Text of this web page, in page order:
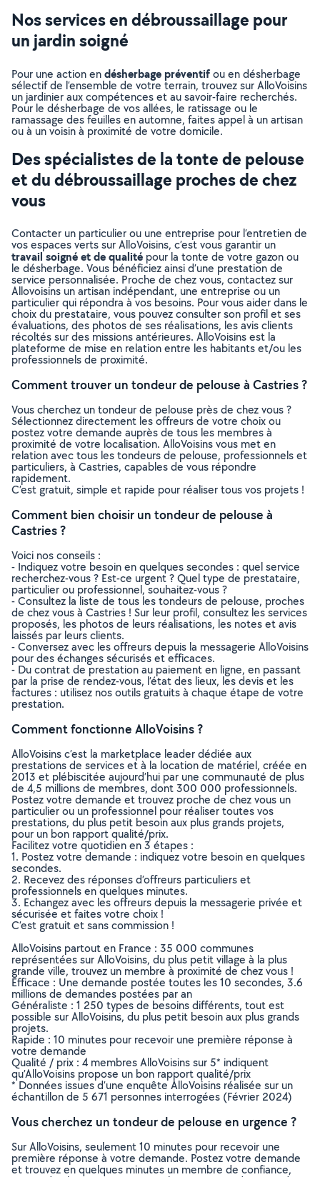
Nos services en débroussaillage pour
un jardin soigné
Pour une action endésherbage préventifou en désherbage
sélectif de l’ensemble de votre terrain, trouvez sur AlloVoisins
un jardinier aux compétences et au savoir-faire recherchés.
Pour le désherbage de vos allées, le ratissage ou le
ramassage des feuilles en automne, faites appel à un artisan
ou à un voisin à proximité de votre domicile.
Des spécialistes de la tonte de pelouse
et du débroussaillage proches de chez
vous
Contacter un particulier ou une entreprise pour l’entretien de
vos espaces verts sur AlloVoisins, c’est vous garantir un
travail soigné et de qualité pour la tonte de votre gazon ou
le désherbage. Vous bénéficiez ainsi d’une prestation de
service personnalisée. Proche de chez vous, contactez sur
Allovoisins un artisan indépendant, une entreprise ou un
particulier qui répondra à vos besoins. Pour vous aider dans le
choix du prestataire, vous pouvez consulter son profil et ses
évaluations, des photos de ses réalisations, les avis clients
récoltés sur des missions antérieures. AlloVoisins est la
plateforme de mise en relation entre les habitants et/ou les
professionnels de proximité.
Comment trouver un tondeur de pelouse à Castries ?
Vous cherchez un tondeur de pelouse près de chez vous ?
Sélectionnez directement les offreurs de votre choix ou
postez votre demande auprès de tous les membres à
proximité de votre localisation. AlloVoisins vous met en
relation avec tous les tondeurs de pelouse, professionnels et
particuliers, à Castries, capables de vous répondre
rapidement.
C’est gratuit, simple et rapide pour réaliser tous vos projets !
Comment bien choisir un tondeur de pelouse à
Castries ?
Voici nos conseils :
- Indiquez votre besoin en quelques secondes : quel service
recherchez-vous ? Est-ce urgent ? Quel type de prestataire,
particulier ou professionnel, souhaitez-vous ?
- Consultez la liste de tous les tondeurs de pelouse, proches
de chez vous à Castries ! Sur leur profil, consultez les services
proposés, les photos de leurs réalisations, les notes et avis
laissés par leurs clients.
- Conversez avec les offreurs depuis la messagerie AlloVoisins
pour des échanges sécurisés et efficaces.
- Du contrat de prestation au paiement en ligne, en passant
par la prise de rendez-vous, l’état des lieux, les devis et les
factures : utilisez nos outils gratuits à chaque étape de votre
prestation.
Comment fonctionne AlloVoisins ?
AlloVoisins c’est la marketplace leader dédiée aux
prestations de services et à la location de matériel, créée en
2013 et plébiscitée aujourd’hui par une communauté de plus
de 4,5 millions de membres, dont 300 000 professionnels.
Postez votre demande et trouvez proche de chez vous un
particulier ou un professionnel pour réaliser toutes vos
prestations, du plus petit besoin aux plus grands projets,
pour un bon rapport qualité/prix.
Facilitez votre quotidien en 3 étapes :
1. Postez votre demande : indiquez votre besoin en quelques
secondes.
2. Recevez des réponses d’offreurs particuliers et
professionnels en quelques minutes.
3. Echangez avec les offreurs depuis la messagerie privée et
sécurisée et faites votre choix !
C’est gratuit et sans commission !
AlloVoisins partout en France : 35 000 communes
représentées sur AlloVoisins, du plus petit village à la plus
grande ville, trouvez un membre à proximité de chez vous !
Efficace : Une demande postée toutes les 10 secondes, 3.6
millions de demandes postées par an
Généraliste : 1 250 types de besoins différents, tout est
possible sur AlloVoisins, du plus petit besoin aux plus grands
projets.
Rapide : 10 minutes pour recevoir une première réponse à
votre demande
Qualité / prix : 4 membres AlloVoisins sur 5* indiquent
qu’AlloVoisins propose un bon rapport qualité/prix
* Données issues d’une enquête AlloVoisins réalisée sur un
échantillon de 5 671 personnes interrogées (Février 2024)
Vous cherchez un tondeur de pelouse en urgence ?
Sur AlloVoisins, seulement 10 minutes pour recevoir une
première réponse à votre demande. Postez votre demande
et trouvez en quelques minutes un membre de confiance,